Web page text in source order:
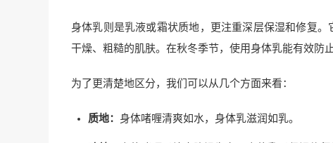
身体乳则是乳液或霜状质地，更注重深层保湿和修复
干燥、粗糙的肌肤。在秋冬季节，使用身体乳能有效防
为了更清楚地区分，我们可以从几个方面来看：
质地： 身体啫喱清爽如水，身体乳滋润如乳。